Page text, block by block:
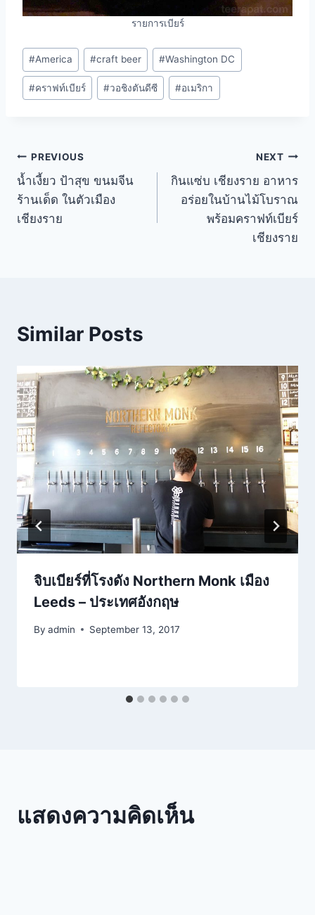
รายการเบียร์
Post
Tags:
#America #craft beer #Washington DC
#คราฟท์เบียร์ #วอชิงตันดีซี #อเมริกา
Post
navigation
PREVIOUS
น้ำเงี้ยว ป้าสุข ขนมจีน
ร้านเด็ด ในตัวเมือง
เชียงราย
NEXT
กินแซ่บ เชียงราย อาหาร
อร่อยในบ้านไม้โบราณ
พร้อมคราฟท์เบียร์
เชียงราย
Similar Posts
จิบเบียร์ที่โรงดัง Northern Monk เมือง
Leeds – ประเทศอังกฤษ
By admin September 13, 2017
แสดงความคิดเห็น